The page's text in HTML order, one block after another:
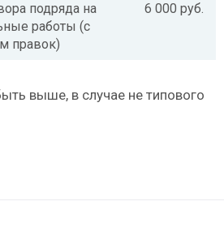
подряда на
работы (с
правок)
6 000 руб.
выше, в случае не типового